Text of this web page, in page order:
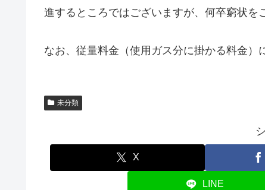
進するところではございますが、何卒窮状を
なお、従量料金（使用ガス分に掛かる料金）
未分類
X
LINE